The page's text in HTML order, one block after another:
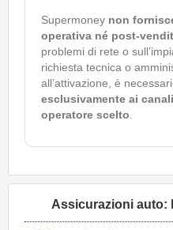
Supermoney non
operativa né post-
problemi di rete o
richiesta tecnica o
all’attivazione, è
esclusivamente ai
operatore scelto
Assicurazioni auto: